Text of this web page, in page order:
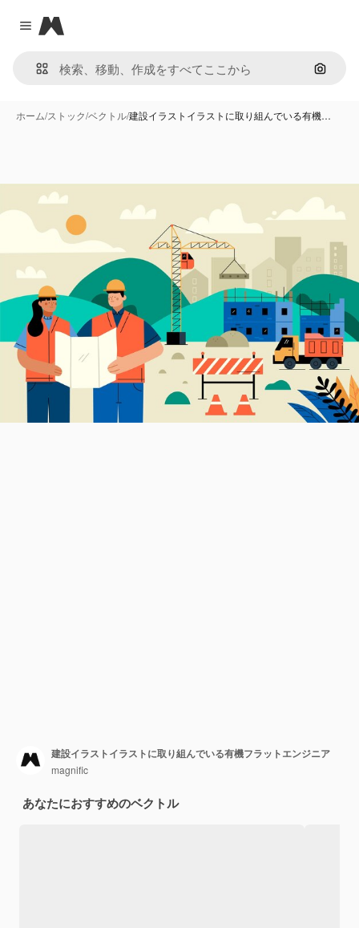
Close menu
Magnific
画像で
ホーム/ストック/ベクトル/建設イラストイラストに取り組んでいる有機…
建設イラストイラストに取り組んでいる有機フラットエンジニア
magnific
あなたにおすすめのベクトル